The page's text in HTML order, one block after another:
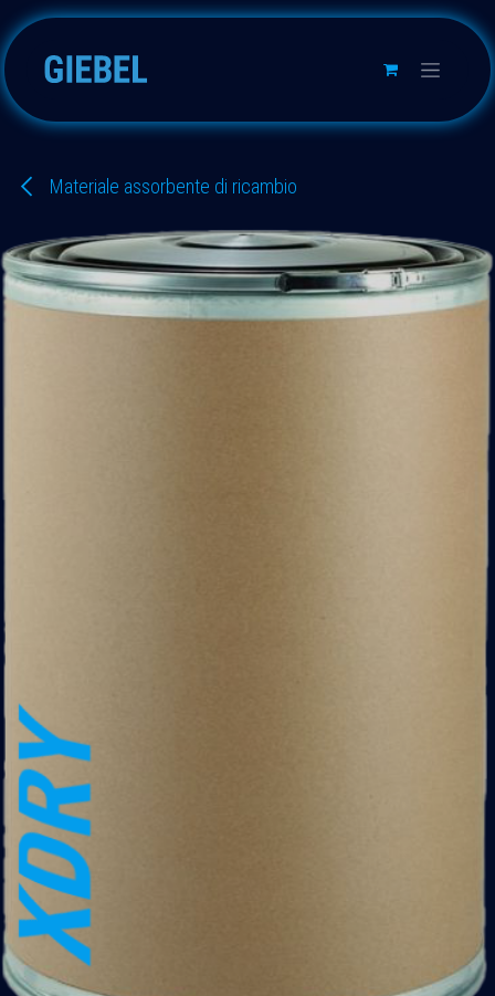
Passa al contenuto
Materiale assorbente di ricambio